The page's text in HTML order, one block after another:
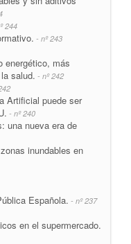
244
- nº 243
energético, más
salud. - nº 242
Artificial puede ser
- nº 240
una nueva era de
inundables en
Española. - nº 237
en el supermercado.